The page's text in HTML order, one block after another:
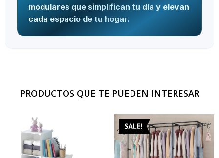
modulares que simplifican tu día y elevan
cada espacio de tu hogar.
PRODUCTOS QUE TE PUEDEN INTERESAR